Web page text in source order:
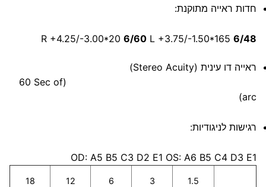
חדות ראייה מתוקנת:
R +4.25/-3.00*20 6/60 L +3.75/-1.50*165 6/48
ראייה דו עינית (Stereo Acuity)
(60 Sec of
arc)
רגישות לניגודיות:
OD: A5 B5 C3 D2 E1 OS: A6 B5 C4 D3 E1
1.5
3
6
12
18